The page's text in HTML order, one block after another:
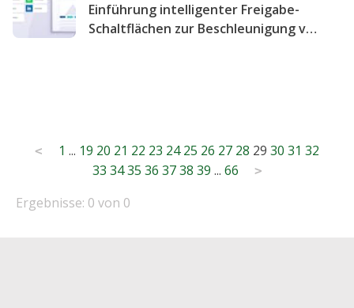
Einführung intelligenter Freigabe-
Schaltflächen zur Beschleunigung von
Posts
pagination
< 1 ... 19 20 21 22 23 24 25 26 27 28 29 30 31 32
33 34 35 36 37 38 39 ... 66 >
Ergebnisse: 0 von 0